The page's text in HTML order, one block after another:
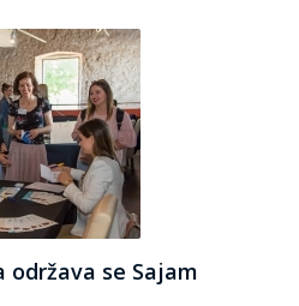
se Sajam